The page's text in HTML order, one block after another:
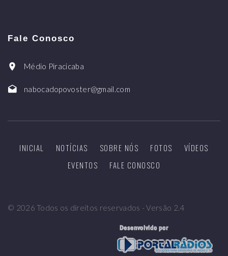
Fale Conosco
Médio Piracicaba
nabocadopovoster@gmail.com
INICIAL NOTÍCIAS SOBRE NÓS FOTOS
VÍDEOS
EVENTOS
FALE CONOSCO
© 2026 Todos os direitos reservados - Versão 2.4